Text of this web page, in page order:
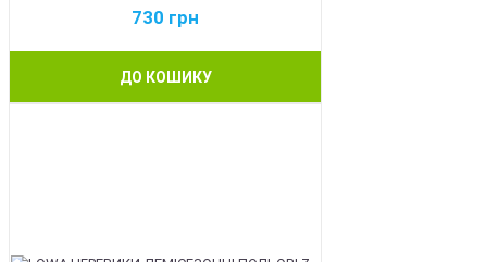
730 грн
ДО КОШИКУ